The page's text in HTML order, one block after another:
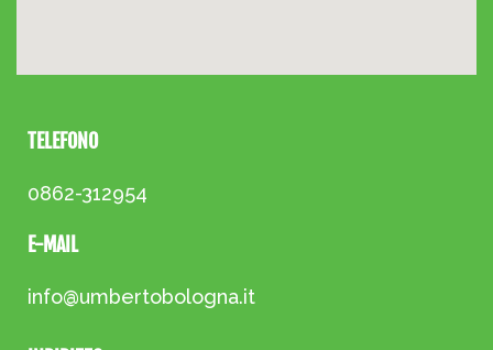
TELEFONO
0862-312954
E-MAIL
info@umbertobologna.it